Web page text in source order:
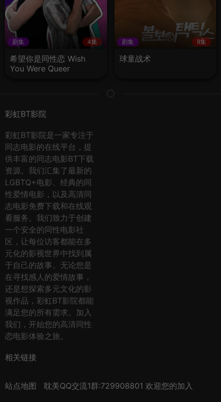
剧集 4集
希望你是同性恋 Wish
You Were Queer
剧集 8集
球童战术
彩虹BT影院
彩虹BT影院是一家专注于
同志电影的在线平台，提
供丰富的同志电影BT下载
资源。我们汇集了最新的
LGBTQ+电影、经典的同
性爱情电影，以及高清同
志电影免费下载和在线观
看服务。我们致力于创建
一个安全的同性电影社
区，让每位访客都能在多
元化的影视世界中找到属
于自己的故事。无论您是
在寻找感人的爱情故事，
还是想探索多元文化的影
视作品，彩虹BT影院都能
满足您的所有需求。加入
我们，开始您的高清同性
恋电影体验之旅。
相关链接
站点地图 耽美QQ交流1群:729908801 欢迎您的加入